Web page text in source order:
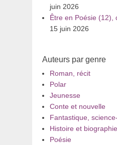
juin 2026
Être en Poésie (12),
15 juin 2026
Auteurs par genre
Roman, récit
Polar
Jeunesse
Conte et nouvelle
Fantastique,
Histoire et biographie
Poésie